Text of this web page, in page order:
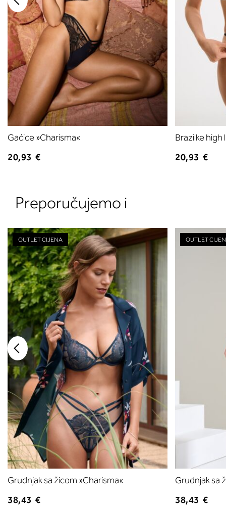
Gaćice »Charisma«
20,93 €
Brazilke high
20,93 €
Preporučujemo i
OUTLET CIJENA
Grudnjak sa žicom »Charisma«
38,43 €
OUTLET
Grudnjak sa
38,43 €